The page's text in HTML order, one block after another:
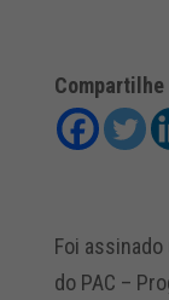
Compartilhe
Foi
do PAC –